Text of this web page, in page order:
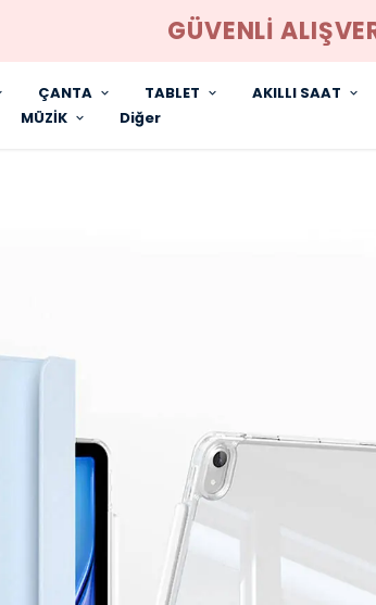
GÜVENLİ
ÇANTA TABLET AKILLI SAAT
MÜZİK Diğer